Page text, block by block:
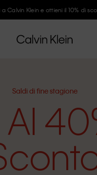
a Calvin Klein e ottieni il 10% di
Saldi di fine stagione
Al